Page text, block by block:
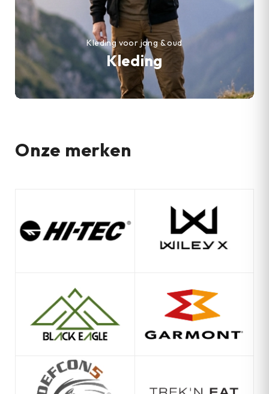
Kleding
Kleding voor jong & oud
Onze merken